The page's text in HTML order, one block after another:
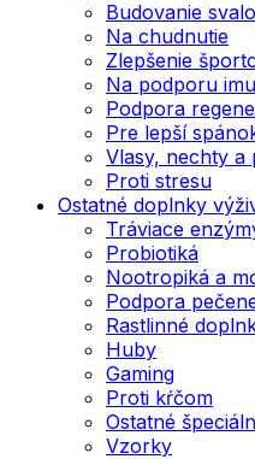
Budovanie
Na chudnutie
Zlepšenie
Na podporu
Podpora
Pre lepší
Vlasy, nechty a
Proti stresu
Ostatné doplnky
Tráviace
Probiotiká
Nootropiká a
Podpora
Rastlinné
Huby
Gaming
Proti kŕčom
Ostatné
Vzorky